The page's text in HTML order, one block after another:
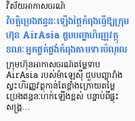
វិស័យអាកាសចរណ៍
វិបត្តិប្រេងឥន្ធនៈឡើងថ្លៃកំពុងធ្វើឱ្យក្រុម
ហ៊ុន AirAsia ជួបបញ្ហាហិរញ្ញវត្ថុ
ខណៈអ្នកផ្គត់ផ្គង់កំពុងតាមទារបំណុល
ក្រុមហ៊ុនអាកាសចរណ៍តម្លៃទាប
AirAsia របស់ម៉ាឡេស៊ី ជួបបញ្ហារាំង
ស្ទះហិរញ្ញវត្ថុកាន់តែខ្លាំងក្រោយតម្លៃ
ប្រេងឥន្ធនៈហក់ឡើងខ្ពស់ បន្ទាប់ពីផ្ទុះ
សង្គ្រ…